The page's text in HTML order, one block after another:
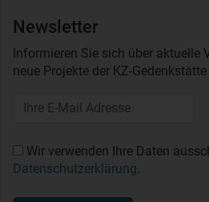
Newsletter
Informieren Sie sich über aktuelle
neue Projekte der KZ-
Wir verwenden Ihre Daten
Datenschutzerklärung.